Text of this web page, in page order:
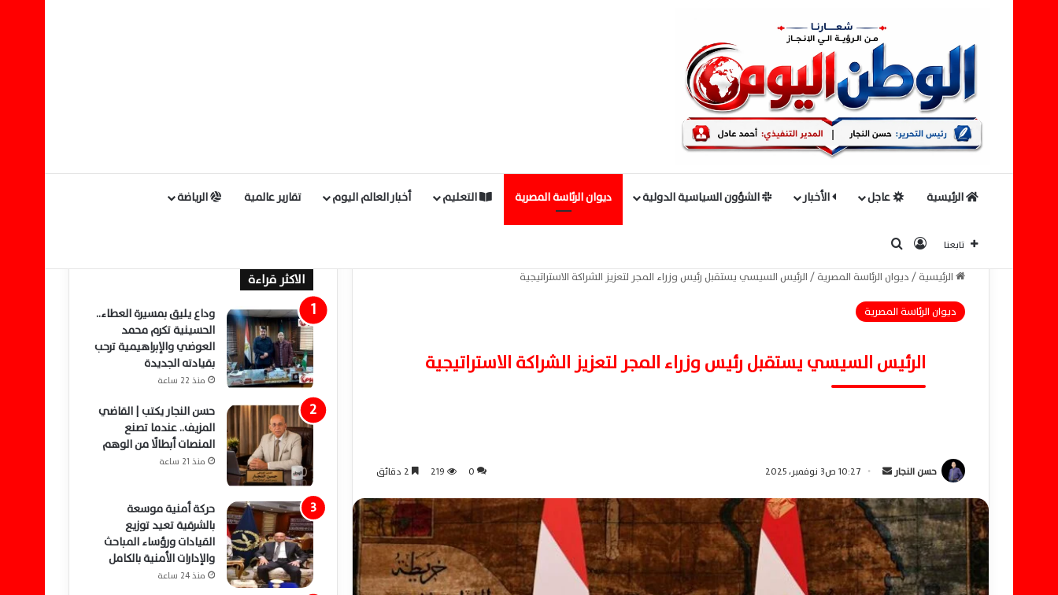
الرئيسية عاجل الأخبار الشؤون السياسية الدولية ديوان الرئاسة المصرية التعليم أخبار العالم اليوم تقارير عالمية الرياضة
تابعنا تسجيل الدخول
الرئيسية/ديوان الرئاسة المصرية/الرئيس السيسي يستقبل رئيس وزراء المجر لتعزيز الشراكة الاستراتيجية
ديوان الرئاسة المصرية
الرئيس السيسي يستقبل رئيس وزراء المجر لتعزيز الشراكة الاستراتيجية
حسن النجار
س
ل
ب
ر
ي
10:27 ص3 نوفمبر، 2025 0
219
الاكثر قراءة
وداع يليق بمسيرة العطاء..
الحسينية تكرم محمد
العوضي والإبراهيمية ترحب
بقيادته الجديدة
منذ 22 ساعة
حسن النجار يكتب | القاضي
المزيف.. عندما تصنع
المنصات أبطالًا من الوهم
منذ 21 ساعة
حركة أمنية موسعة
بالشرقية تعيد توزيع
القيادات ورؤساء المباحث
والإدارات الأمنية بالكامل
منذ 24 ساعة